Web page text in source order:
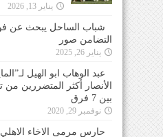
يناير 13, 2026
شباب الساحل يبحث عن
التضامن صور
يناير 26, 2025
عبد الوهاب ابو الهيل
الأنصار أكثر المتضررين
بين 7 فرق
نوفمبر 29, 2020
حارس مرمى الاخاء